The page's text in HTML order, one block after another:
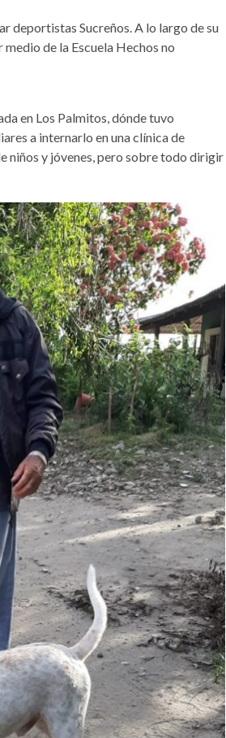
deportistas Sucreños. A lo largo de su
de la Escuela Hechos no
en Los Palmitos, dónde tuvo
a internarlo en una clínica de
niños y jóvenes, pero sobre todo dirigir